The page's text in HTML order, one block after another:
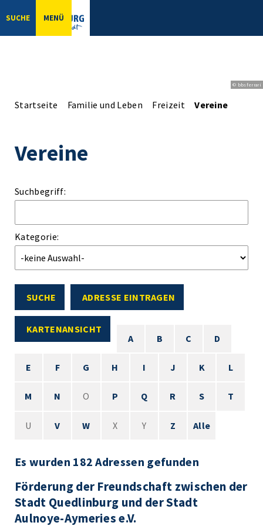
SUCHE MENÜ
© bbsferrari
Startseite Familie und Leben Freizeit Vereine
Vereine
Suchbegriff:
Kategorie:
SUCHE ADRESSE EINTRAGEN
KARTENANSICHT
A
B C D
E F G H I J K L
M N O P Q R S T
U V W X Y Z Alle
Es wurden 182 Adressen gefunden
Förderung der Freundschaft zwischen der
Stadt Quedlinburg und der Stadt
Aulnoye-Aymeries e.V.